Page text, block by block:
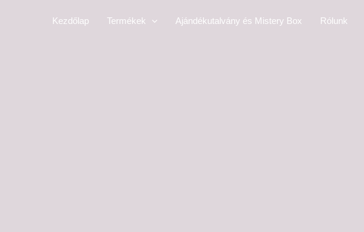
Kezdőlap Termékek Ajándékutalvány és Mistery Box Rólunk